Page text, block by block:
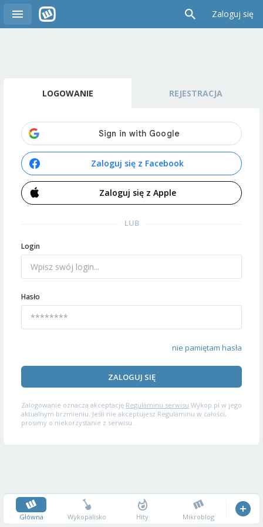
Zaloguj się
LOGOWANIE REJESTRACJA
Zaloguj się z Facebook
Zaloguj się z Apple
LUB
Login
Hasło
nie pamiętam hasła
ZALOGUJ SIĘ
Zalogowanie oznacza akceptację Regulaminu serwisu Wykop.pl w jego
aktualnym brzmieniu. Jeśli nie akceptujesz Regulaminu w całości,
prosimy o niekorzystanie z serwisu.
Główna Wykopalisko Hity Mikroblog